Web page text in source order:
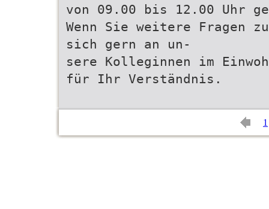
von 09.00 bis 12.00 Uhr
Wenn Sie weitere Fragen
sich gern an un-
sere Kolleginnen im
für Ihr Verständnis.
1